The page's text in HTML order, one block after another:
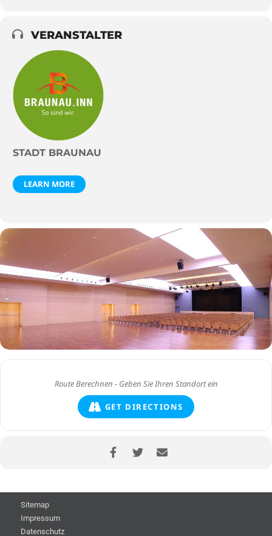
VERANSTALTER
STADT BRAUNAU
LEARN MORE
GET DIRECTIONS
Sitemap
Impressum
Datenschutz